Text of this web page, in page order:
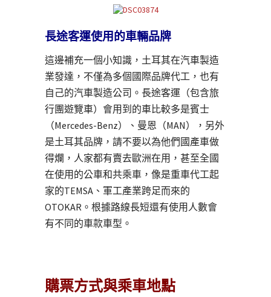
長途客運使用的車輛品牌
這邊補充一個小知識，土耳其在汽車製造
業發達，不僅為多個國際品牌代工，也有
自己的汽車製造公司。長途客運（包含旅
行團遊覽車）會用到的車比較多是賓士
（Mercedes-Benz）、曼恩（MAN），另外
是土耳其品牌，請不要以為他們國產車做
得爛，人家都有賣去歐洲在用，甚至全國
在使用的公車和共乘車，像是重車代工起
家的TEMSA、軍工產業跨足而來的
OTOKAR。根據路線長短還有使用人數會
有不同的車款車型。
購票方式與乘車地點